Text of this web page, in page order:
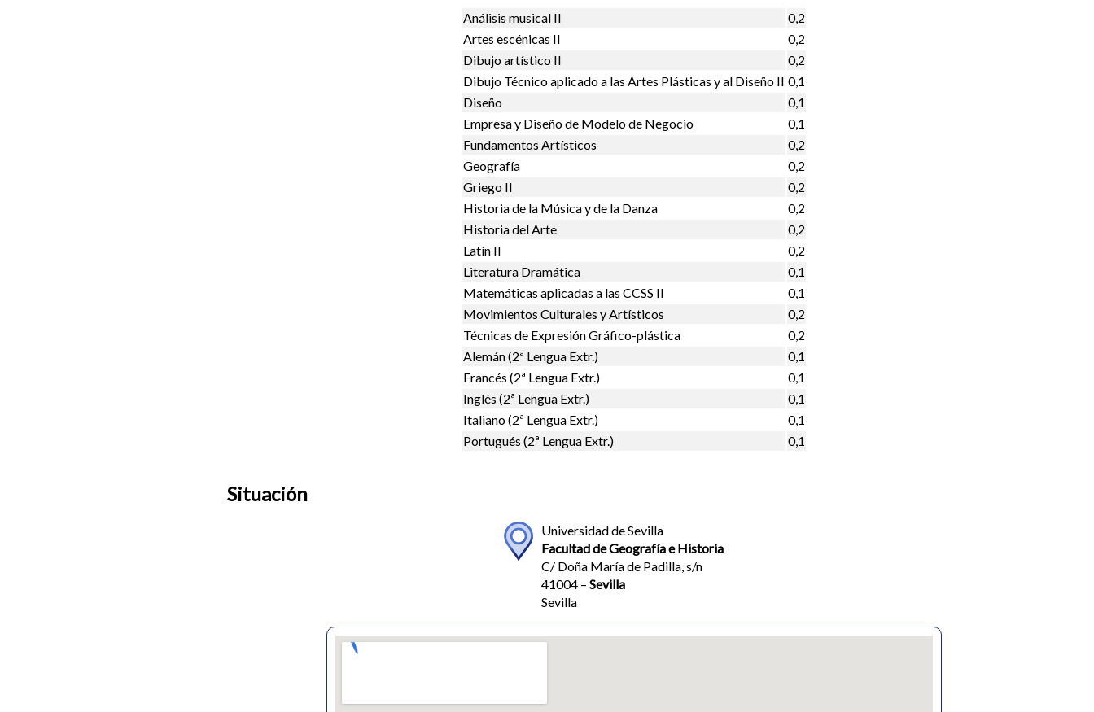
Análisis musical II
0,2
Artes escénicas II
0,2
Dibujo artístico II
0,2
Dibujo Técnico aplicado a las Artes Plásticas y al Diseño II 0,1
Diseño
0,1
Empresa y Diseño de Modelo de Negocio
0,1
Fundamentos Artísticos
0,2
Geografía
0,2
Griego II
0,2
Historia de la Música y de la Danza
0,2
Historia del Arte
0,2
Latín II
0,2
Literatura Dramática
0,1
Matemáticas aplicadas a las CCSS II
0,1
Movimientos Culturales y Artísticos
0,2
Técnicas de Expresión Gráfico-plástica
0,2
Alemán (2ª Lengua Extr.)
0,1
Francés (2ª Lengua Extr.)
0,1
Inglés (2ª Lengua Extr.)
0,1
Italiano (2ª Lengua Extr.)
0,1
Portugués (2ª Lengua Extr.)
0,1
Situación
Universidad de Sevilla
Facultad de Geografía e Historia
C/ Doña María de Padilla, s/n
41004 – Sevilla
Sevilla